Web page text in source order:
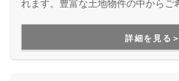
緒に考えてくれるので、土地をお探
詳細を見る＞